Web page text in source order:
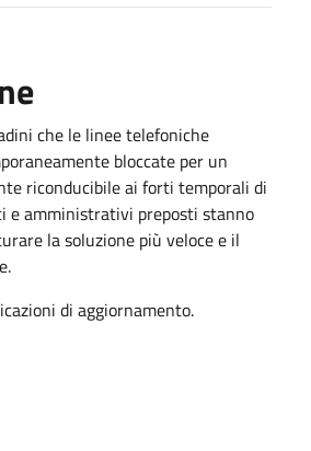
che le linee telefoniche
bloccate per un
riconducibile ai forti temporali di
e amministrativi preposti stanno
la soluzione più veloce e il
di aggiornamento.